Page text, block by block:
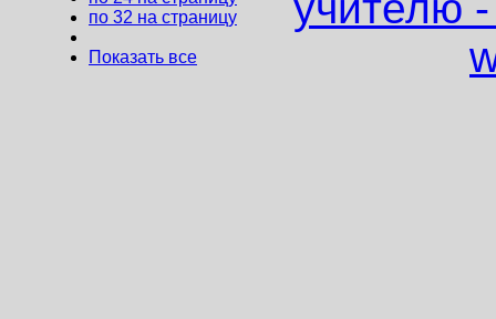
по 32 на страницу
Показать все